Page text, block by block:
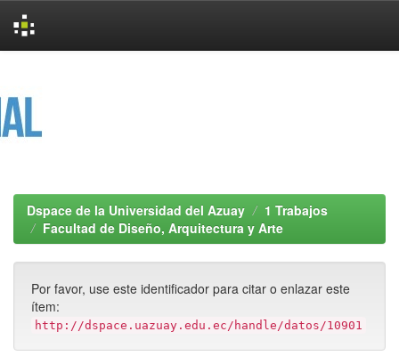
Dspace de la Universidad del Azuay
1 Trabajos
Facultad de Diseño, Arquitectura y Arte
Por favor, use este identificador para citar o enlazar este
ítem:
http://dspace.uazuay.edu.ec/handle/datos/10901